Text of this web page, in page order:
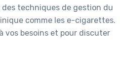
techniques de gestion du
comme les e-cigarettes.
vos besoins et pour discuter